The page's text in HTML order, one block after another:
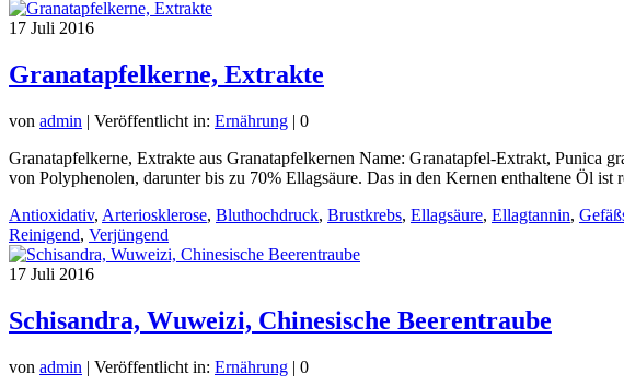
17 Juli 2016
Granatapfelkerne, Extrakte
von admin | Veröffentlicht in: Ernährung | 0
Granatapfelkerne, Extrakte aus Granatapfelkernen Name: Granatapfel-Extrakt, Punica
von Polyphenolen, darunter bis zu 70% Ellagsäure. Das in den Kernen enthaltene Öl ist
Antioxidativ, Arteriosklerose, Bluthochdruck, Brustkrebs, Ellagsäure, Ellagtannin,
Reinigend, Verjüngend
17 Juli 2016
Schisandra, Wuweizi, Chinesische Beerentraube
von admin | Veröffentlicht in: Ernährung | 0